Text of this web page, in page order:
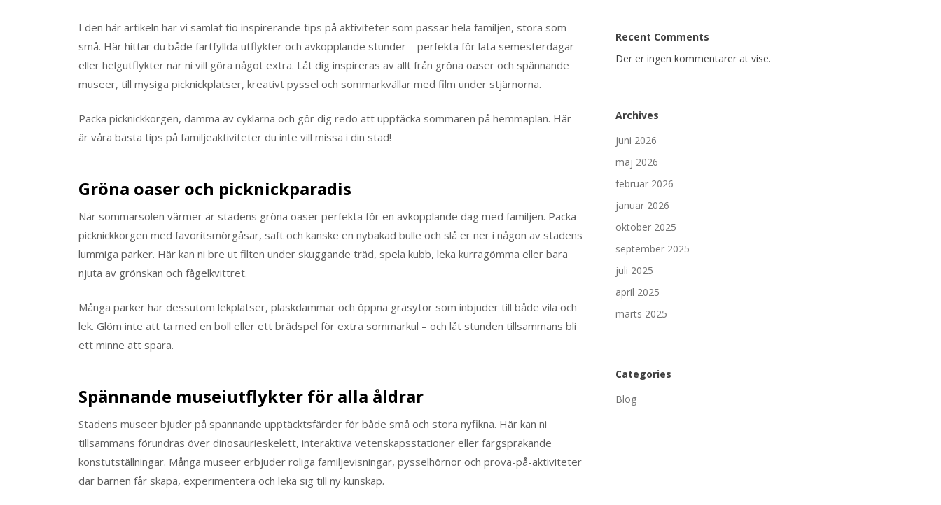
I den här artikeln har vi samlat tio inspirerande tips på aktiviteter som passar hela familjen, stora som
små. Här hittar du både fartfyllda utflykter och avkopplande stunder – perfekta för lata semesterdagar
eller helgutflykter när ni vill göra något extra. Låt dig inspireras av allt från gröna oaser och spännande
museer, till mysiga picknickplatser, kreativt pyssel och sommarkvällar med film under stjärnorna.
Packa picknickkorgen, damma av cyklarna och gör dig redo att upptäcka sommaren på hemmaplan. Här
är våra bästa tips på familjeaktiviteter du inte vill missa i din stad!
Gröna oaser och picknickparadis
När sommarsolen värmer är stadens gröna oaser perfekta för en avkopplande dag med familjen. Packa
picknickkorgen med favoritsmörgåsar, saft och kanske en nybakad bulle och slå er ner i någon av stadens
lummiga parker. Här kan ni bre ut filten under skuggande träd, spela kubb, leka kurragömma eller bara
njuta av grönskan och fågelkvittret.
Många parker har dessutom lekplatser, plaskdammar och öppna gräsytor som inbjuder till både vila och
lek. Glöm inte att ta med en boll eller ett brädspel för extra sommarkul – och låt stunden tillsammans bli
ett minne att spara.
Spännande museiutflykter för alla åldrar
Stadens museer bjuder på spännande upptäcktsfärder för både små och stora nyfikna. Här kan ni
tillsammans förundras över dinosaurieskelett, interaktiva vetenskapsstationer eller färgsprakande
konstutställningar. Många museer erbjuder roliga familjevisningar, pysselhörnor och prova-på-aktiviteter
där barnen får skapa, experimentera och leka sig till ny kunskap.
Recent Comments
Der er ingen kommentarer at vise.
Archives
juni 2026
maj 2026
februar 2026
januar 2026
oktober 2025
september 2025
juli 2025
april 2025
marts 2025
Categories
Blog